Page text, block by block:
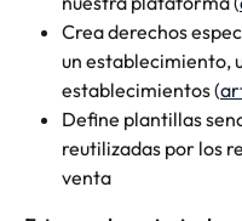
Crea derechos
un establecimiento,
establecimientos (
Define plantillas
reutilizadas por los
venta